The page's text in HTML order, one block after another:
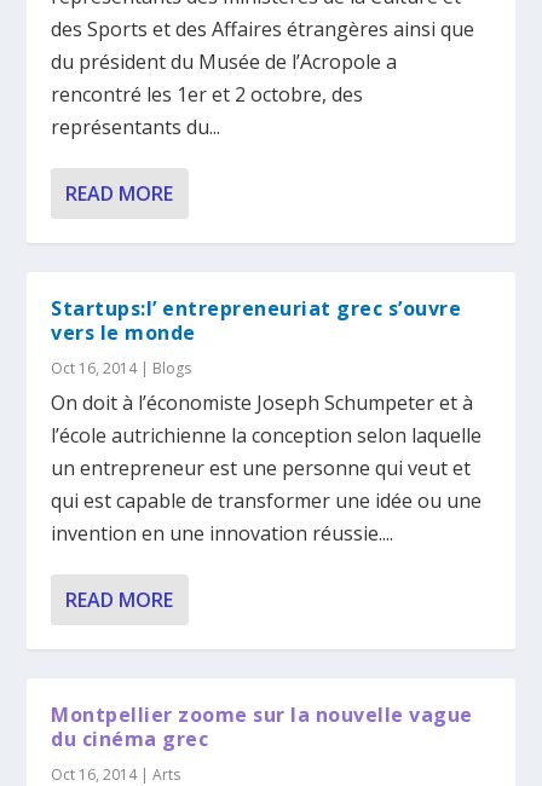
des Sports et des Affaires étrangères ainsi que
du président du Musée de l’Acropole a
rencontré les 1er et 2 octobre, des
représentants du...
READ MORE
Startups:l’ entrepreneuriat grec s’ouvre
vers le monde
Oct 16, 2014| Blogs
On doit à l’économiste Joseph Schumpeter et à
l’école autrichienne la conception selon laquelle
un entrepreneur est une personne qui veut et
qui est capable de transformer une idée ou une
invention en une innovation réussie....
READ MORE
Montpellier zoome sur la nouvelle vague
du cinéma grec
Oct 16, 2014|Arts